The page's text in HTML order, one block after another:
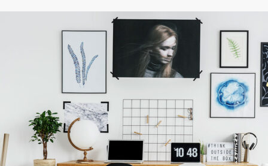
Search